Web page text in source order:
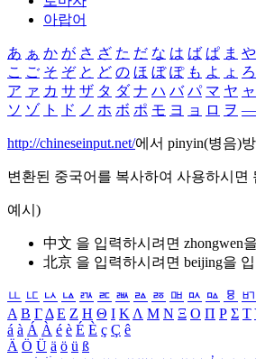
아랍어
あ ぁ か が さ ざ た だ な は ば ぱ ま や
こ ご そ ぞ と ど の ほ ぼ ぽ も よ ょ ろ
ア ァ カ サ ザ タ ダ ナ ハ バ パ マ ヤ ャ
ソ ゾ ト ド ノ ホ ボ ポ モ ヨ ョ ロ ヲ ―
http://chineseinput.net/에서 pinyin(병음)
변환된 중국어를 복사하여 사용하시면
예시)
中文 을 입력하시려면 zhongwen
北京 을 입력하시려면 beijing을
ㅥ ㅦ ㅧ ㅨ ㅩ ㅪ ㅫ ㅬ ㅭ ㅮ ㅯ ㅰ ㅱ ㅲ
Α Β ΓΔ Ε Ζ Η Θ Ι ΚΛ Μ Ν Ξ Ο Π Ρ Σ Τ
á à Á À é è É È ç Ç ê
Ä Ö Ü ä ö ü ß